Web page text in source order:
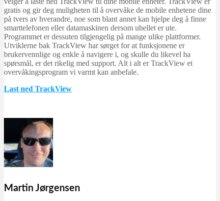
gratis og gir deg muligheten til å overvåke de mobile enhetene dine
på tvers av hverandre, noe som blant annet kan hjelpe deg å finne
smarttelefonen eller datamaskinen dersom uhellet er ute.
Programmet er dessuten tilgjengelig på mange ulike plattformer.
Utviklerne bak TrackView har sørget for at funksjonene er
brukervennlige og enkle å navigere i, og skulle du likevel ha
spørsmål, er det rikelig med support. Alt i alt er TrackView et
overvåkingsprogram vi varmt kan anbefale.
Last ned TrackView
Martin Jørgensen